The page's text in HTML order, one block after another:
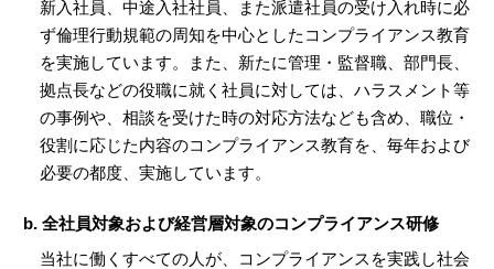
新入社員、中途入社社員、また派遣社員の受け入れ時に必
ず倫理行動規範の周知を中心としたコンプライアンス教育
を実施しています。また、新たに管理・監督職、部門長、
拠点長などの役職に就く社員に対しては、ハラスメント等
の事例や、相談を受けた時の対応方法なども含め、職位・
役割に応じた内容のコンプライアンス教育を、毎年および
必要の都度、実施しています。
b. 全社員対象および経営層対象のコンプライアンス研修
当社に働くすべての人が、コンプライアンスを実践し社会